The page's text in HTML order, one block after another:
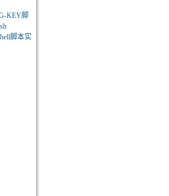
KEY脚
脚本实